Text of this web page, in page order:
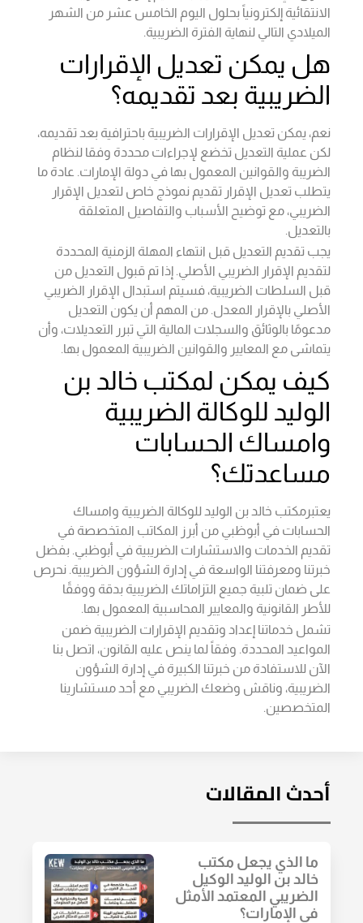
الانتقائية إلكترونياً بحلول اليوم الخامس عشر من الشهر
الميلادي التالي لنهاية الفترة الضريبية.
هل يمكن تعديل الإقرارات
الضريبية بعد تقديمه؟
نعم، يمكن تعديل الإقرارات الضريبية باحترافية بعد تقديمه،
لكن عملية التعديل تخضع لإجراءات محددة وفقا لنظام
الضريبة والقوانين المعمول بها في دولة الإمارات. عادة ما
يتطلب تعديل الإقرار تقديم نموذج خاص لتعديل الإقرار
الضريبي، مع توضيح الأسباب والتفاصيل المتعلقة
بالتعديل.
يجب تقديم التعديل قبل انتهاء المهلة الزمنية المحددة
لتقديم الإقرار الضريبي الأصلي. إذا تم قبول التعديل من
قبل السلطات الضريبية، فسيتم استبدال الإقرار الضريبي
الأصلي بالإقرار المعدل. من المهم أن يكون التعديل
مدعومًا بالوثائق والسجلات المالية التي تبرر التعديلات، وأن
يتماشى مع المعايير والقوانين الضريبية المعمول بها.
كيف يمكن لمكتب خالد بن
الوليد للوكالة الضريبية
وامساك الحسابات
مساعدتك؟
يعتبرمكتب خالد بن الوليد للوكالة الضريبية وامساك
الحسابات في أبوظبي من أبرز المكاتب المتخصصة في
تقديم الخدمات والاستشارات الضريبية في أبوظبي. بفضل
خبرتنا ومعرفتنا الواسعة في إدارة الشؤون الضريبية. نحرص
على ضمان تلبية جميع التزاماتك الضريبية بدقة ووفقًا
للأطر القانونية والمعايير المحاسبية المعمول بها.
تشمل خدماتنا إعداد وتقديم الإقرارات الضريبية ضمن
المواعيد المحددة. وفقاً لما ينص عليه القانون، اتصل بنا
الآن للاستفادة من خبرتنا الكبيرة في إدارة الشؤون
الضريبية، وناقش وضعك الضريبي مع أحد مستشارينا
المتخصصين.
أحدث المقالات
ما الذي يجعل مكتب
خالد بن الوليد الوكيل
الضريبي المعتمد الأمثل
في الإمارات؟